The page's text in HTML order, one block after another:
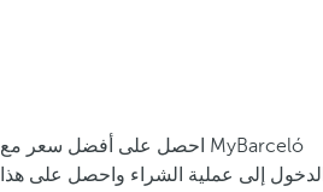
احصل على أفضل سعر مع MyBarceló
إلى عملية الشراء واحصل على هذا